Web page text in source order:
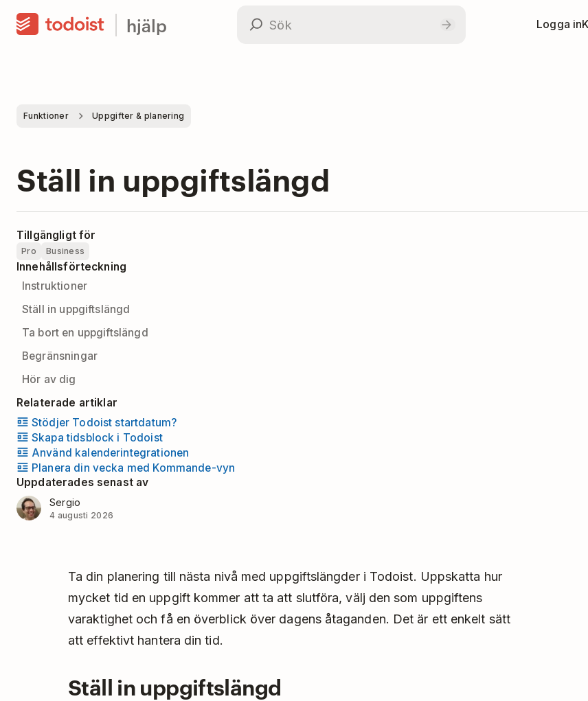
hjälp Logga in
Funktioner Uppgifter & planering
Ställ in uppgiftslängd
Tillgängligt för
Pro Business
Innehållsförteckning
Instruktioner
Ställ in uppgiftslängd
Ta bort en uppgiftslängd
Begränsningar
Hör av dig
Relaterade artiklar
Stödjer Todoist startdatum?
Skapa tidsblock i Todoist
Använd kalenderintegrationen
Planera din vecka med Kommande-vyn
Uppdaterades senast av
Sergio
4 augusti 2026
Ta din planering till nästa nivå med uppgiftslängder i Todoist. Uppskatta hur
mycket tid en uppgift kommer att ta att slutföra, välj den som uppgiftens
varaktighet och få en överblick över dagens åtaganden. Det är ett enkelt sätt
att effektivt hantera din tid.
Ställ in uppgiftslängd